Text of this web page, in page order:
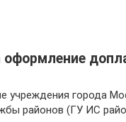
учреждения города
районов (ГУ ИС